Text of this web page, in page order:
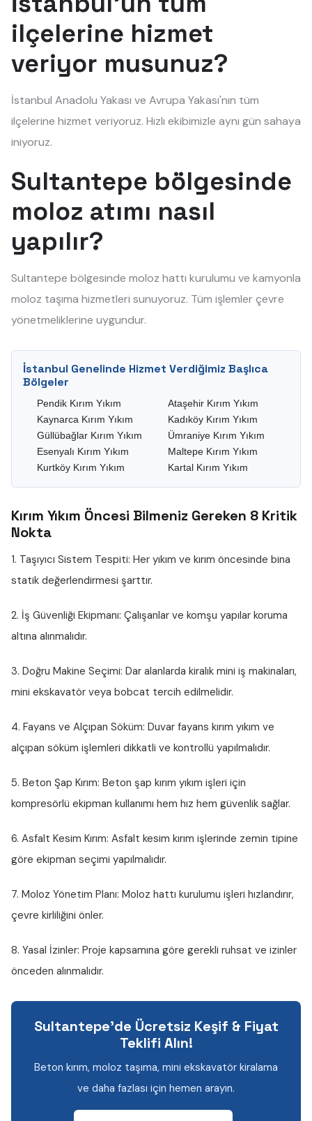
ilçelerine hizmet
veriyor musunuz?
İstanbul Anadolu Yakası ve Avrupa Yakası'nın tüm
ilçelerine hizmet veriyoruz. Hızlı ekibimizle aynı gün sahaya
iniyoruz.
Sultantepe bölgesinde
moloz atımı nasıl
yapılır?
Sultantepe bölgesinde moloz hattı kurulumu ve kamyonla
moloz taşıma hizmetleri sunuyoruz. Tüm işlemler çevre
yönetmeliklerine uygundur.
İstanbul Genelinde Hizmet Verdiğimiz Başlıca
Bölgeler
Pendik Kırım Yıkım
Kaynarca Kırım Yıkım
Güllübağlar Kırım Yıkım
Esenyalı Kırım Yıkım
Kurtköy Kırım Yıkım
Ataşehir Kırım Yıkım
Kadıköy Kırım Yıkım
Ümraniye Kırım Yıkım
Maltepe Kırım Yıkım
Kartal Kırım Yıkım
Kırım Yıkım Öncesi Bilmeniz Gereken 8 Kritik
Nokta
1. Taşıyıcı Sistem Tespiti: Her yıkım ve kırım öncesinde bina
statik değerlendirmesi şarttır.
2. İş Güvenliği Ekipmanı: Çalışanlar ve komşu yapılar koruma
altına alınmalıdır.
3. Doğru Makine Seçimi: Dar alanlarda kiralık mini iş makinaları,
mini ekskavatör veya bobcat tercih edilmelidir.
4. Fayans ve Alçıpan Söküm: Duvar fayans kırım yıkım ve
alçıpan söküm işlemleri dikkatli ve kontrollü yapılmalıdır.
5. Beton Şap Kırım: Beton şap kırım yıkım işleri için
kompresörlü ekipman kullanımı hem hız hem güvenlik sağlar.
6. Asfalt Kesim Kırım: Asfalt kesim kırım işlerinde zemin tipine
göre ekipman seçimi yapılmalıdır.
7. Moloz Yönetim Planı: Moloz hattı kurulumu işleri hızlandırır,
çevre kirliliğini önler.
8. Yasal İzinler: Proje kapsamına göre gerekli ruhsat ve izinler
önceden alınmalıdır.
Sultantepe'de Ücretsiz Keşif & Fiyat
Teklifi Alın!
Beton kırım, moloz taşıma, mini ekskavatör kiralama
ve daha fazlası için hemen arayın.